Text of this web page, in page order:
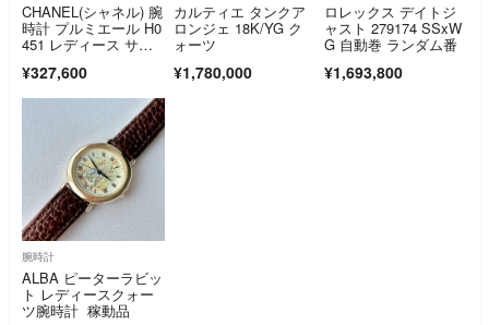
CHANEL(シャネル) 腕
時計 プルミエール H0
451 レディース サイ
¥327,600
カルティエ タンクア
ロンジェ 18K/YG ク
ォーツ
¥1,780,000
ロレックス デイトジ
ャスト 279174 SSxW
G 自動巻 ランダム番
¥1,693,800
腕時計
ALBA ピーターラビッ
ト レディースクォー
ツ腕時計 稼動品